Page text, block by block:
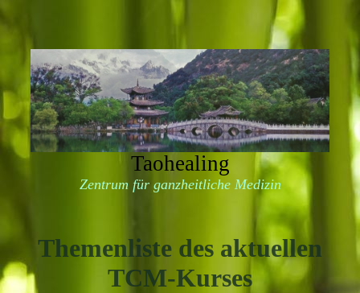
Taohealing
Zentrum für ganzheitliche Medizin
Themenliste des aktuellen
TCM-Kurses